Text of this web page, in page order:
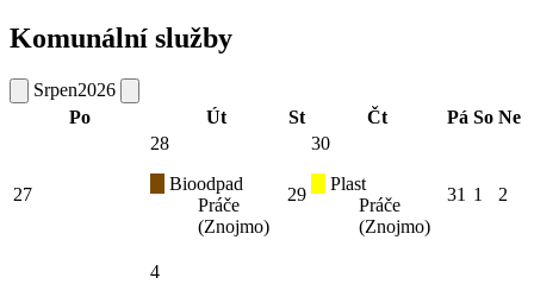
Komunální služby
Srpen2026
Po
Út St Čt Pá So Ne
27
28
Bioodpad
Práče
(Znojmo)
29
30
Plast
Práče
(Znojmo)
31 1 2
4